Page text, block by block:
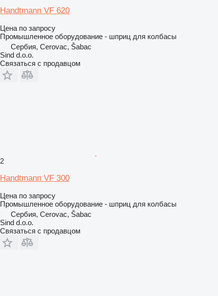
Handtmann VF 620
Цена по запросу
Промышленное оборудование - шприц для колбасы
Сербия, Cerovac, Šabac
Sind d.o.o.
Связаться с продавцом
2
Handtmann VF 300
Цена по запросу
Промышленное оборудование - шприц для колбасы
Сербия, Cerovac, Šabac
Sind d.o.o.
Связаться с продавцом